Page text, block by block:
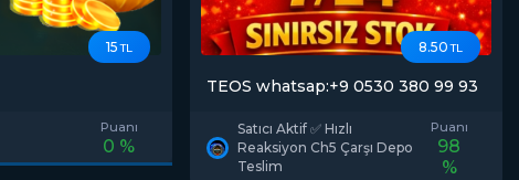
15 TL
Puanı
0 %
8.50 TL
TEOS whatsap:+9 0530 380 99 93
Satıcı Aktif ✅ Hızlı
Reaksiyon Ch5 Çarşı Depo
Teslim
Puanı
98
%